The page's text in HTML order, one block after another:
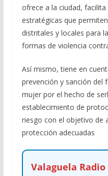
ofrece a la ciudad,
estratégicas que
distritales y locales para
formas de violencia
Así mismo, tiene en
prevención y sanción del
mujer por el hecho de
establecimiento de
riesgo con el objetivo de
protección adecuadas
Valaguela